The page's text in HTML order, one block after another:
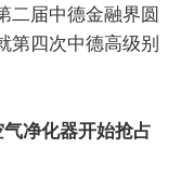
二届中德金融界圆
第四次中德高级别
净化器开始抢占